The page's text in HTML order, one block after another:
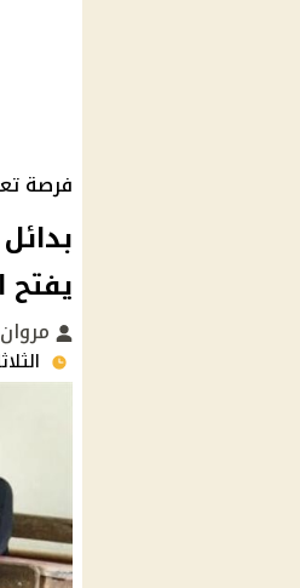
فرصة
يفتح
الثلاثاء 16/يونيو/